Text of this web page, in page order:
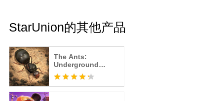
StarUnion的其他产品
The Ants:
Underground
Kingdom